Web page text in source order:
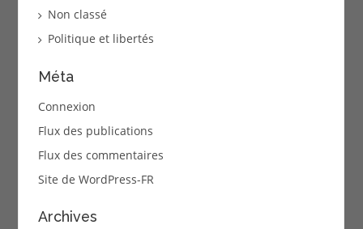
Non classé
Politique et libertés
Méta
Connexion
Flux des publications
Flux des commentaires
Site de WordPress-FR
Archives